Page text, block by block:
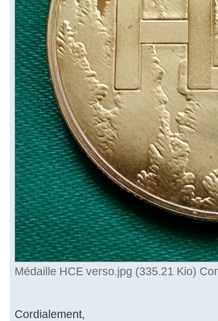
Médaille HCE verso.jpg (335.21 Kio)
Cordialement,